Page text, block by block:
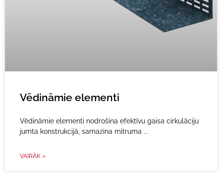
Vēdināmie elementi
Vēdināmie elementi nodrošina efektīvu gaisa cirkulāciju
jumta konstrukcijā, samazina mitruma
VAIRĀK »